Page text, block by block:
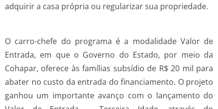
adquirir a casa própria ou regularizar sua propriedade.
O carro-chefe do programa é a modalidade Valor de
Entrada, em que o Governo do Estado, por meio da
Cohapar, oferece às famílias subsídio de R$ 20 mil para
abater no custo da entrada do financiamento. O projeto
ganhou um importante avanço com o lançamento do